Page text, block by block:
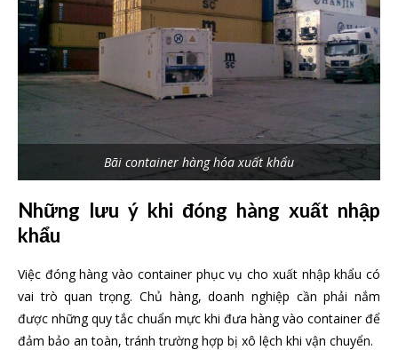
Bãi container hàng hóa xuất khẩu
Những lưu ý khi đóng hàng xuất nhập
khẩu
Việc đóng hàng vào container phục vụ cho xuất nhập khẩu có
vai trò quan trọng. Chủ hàng, doanh nghiệp cần phải nắm
được những quy tắc chuẩn mực khi đưa hàng vào container để
đảm bảo an toàn, tránh trường hợp bị xô lệch khi vận chuyển.